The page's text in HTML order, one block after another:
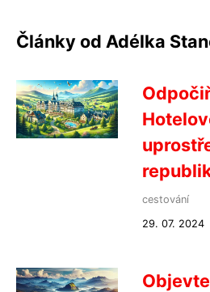
Články od Adélka
cestování
29. 07. 2024